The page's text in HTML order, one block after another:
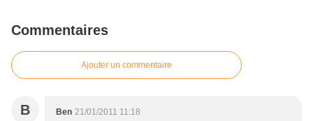
Commentaires
Ajouter un commentaire
B Ben 21/01/2011 11:18